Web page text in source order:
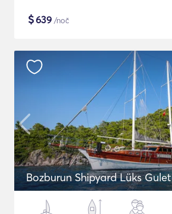
$639 /noč
Bozburun Shipyard Lüks Gulet